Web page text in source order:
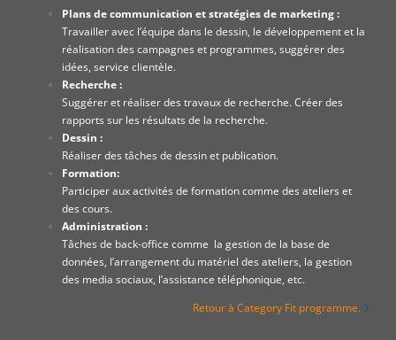
Plans de communication et stratégies de marketing :
Travailler avec l’équipe dans le dessin, le développement et la
réalisation des campagnes et programmes, suggérer des
idées, service clientèle.
Recherche :
Suggérer et réaliser des travaux de recherche. Créer des
rapports sur les résultats de la recherche.
Dessin :
Réaliser des tâches de dessin et publication.
Formation:
Participer aux activités de formation comme des ateliers et
des cours.
Administration :
Tâches de back-office comme la gestion de la base de
données, l’arrangement du matériel des ateliers, la gestion
des media sociaux, l’assistance téléphonique, etc.
Retour à Category Fit programme.